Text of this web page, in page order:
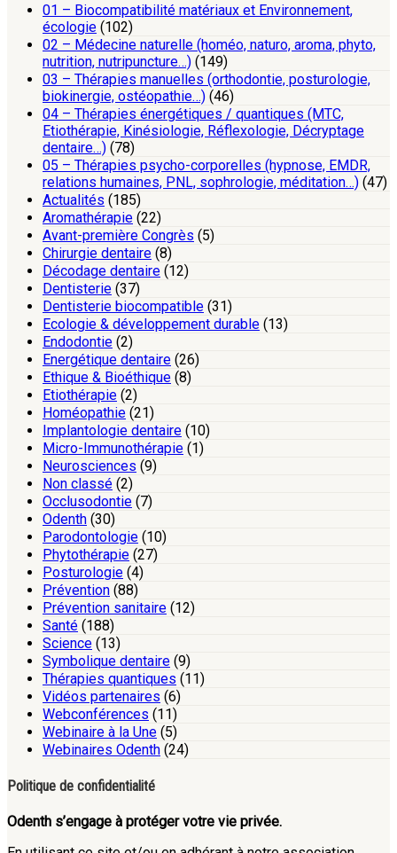
01 – Biocompatibilité matériaux et Environnement,
écologie (102)
02 – Médecine naturelle (homéo, naturo, aroma, phyto,
nutrition, nutripuncture…) (149)
03 – Thérapies manuelles (orthodontie, posturologie,
biokinergie, ostéopathie…) (46)
04 – Thérapies énergétiques / quantiques (MTC,
Etiothérapie, Kinésiologie, Réflexologie, Décryptage
dentaire…) (78)
05 – Thérapies psycho-corporelles (hypnose, EMDR,
relations humaines, PNL, sophrologie, méditation…) (47)
Actualités (185)
Aromathérapie (22)
Avant-première Congrès (5)
Chirurgie dentaire (8)
Décodage dentaire (12)
Dentisterie (37)
Dentisterie biocompatible (31)
Ecologie & développement durable (13)
Endodontie (2)
Energétique dentaire (26)
Ethique & Bioéthique (8)
Etiothérapie (2)
Homéopathie (21)
Implantologie dentaire (10)
Micro-Immunothérapie (1)
Neurosciences (9)
Non classé (2)
Occlusodontie (7)
Odenth (30)
Parodontologie (10)
Phytothérapie (27)
Posturologie (4)
Prévention (88)
Prévention sanitaire (12)
Santé (188)
Science (13)
Symbolique dentaire (9)
Thérapies quantiques (11)
Vidéos partenaires (6)
Webconférences (11)
Webinaire à la Une (5)
Webinaires Odenth (24)
Politique de confidentialité
Odenth s’engage à protéger votre vie privée.